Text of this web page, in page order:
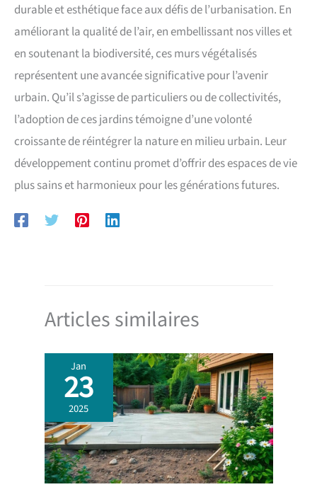
durable et esthétique face aux défis de l’urbanisation. En
améliorant la qualité de l’air, en embellissant nos villes et
en soutenant la biodiversité, ces murs végétalisés
représentent une avancée significative pour l’avenir
urbain. Qu’il s’agisse de particuliers ou de collectivités,
l’adoption de ces jardins témoigne d’une volonté
croissante de réintégrer la nature en milieu urbain. Leur
développement continu promet d’offrir des espaces de vie
plus sains et harmonieux pour les générations futures.
Articles similaires
Jan
23
2025